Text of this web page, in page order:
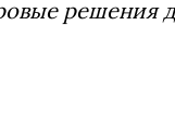
решения